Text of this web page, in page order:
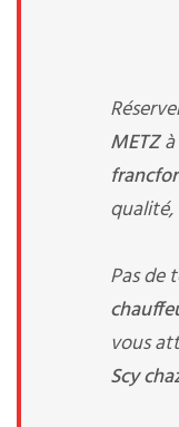
METZà
Pas de
vous
Scy